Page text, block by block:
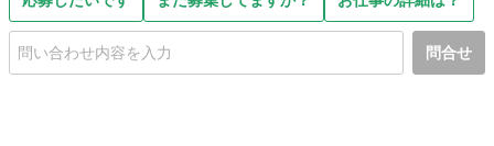
問合せ